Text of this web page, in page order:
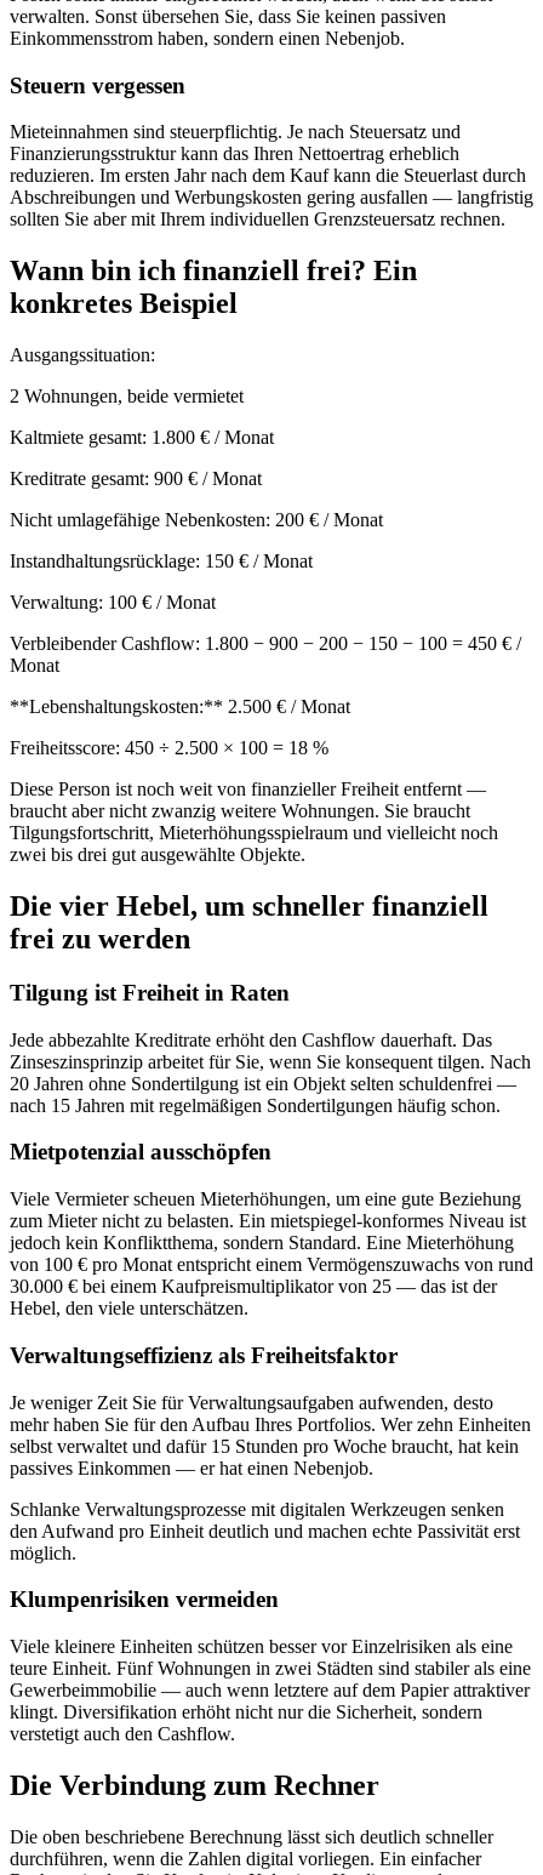
verwalten. Sonst übersehen Sie, dass Sie keinen passiven
Einkommensstrom haben, sondern einen Nebenjob.
Steuern vergessen
Mieteinnahmen sind steuerpflichtig. Je nach Steuersatz und
Finanzierungsstruktur kann das Ihren Nettoertrag erheblich
reduzieren. Im ersten Jahr nach dem Kauf kann die Steuerlast durch
Abschreibungen und Werbungskosten gering ausfallen — langfristig
sollten Sie aber mit Ihrem individuellen Grenzsteuersatz rechnen.
Wann bin ich finanziell frei? Ein
konkretes Beispiel
Ausgangssituation:
2 Wohnungen, beide vermietet
Kaltmiete gesamt: 1.800 € / Monat
Kreditrate gesamt: 900 € / Monat
Nicht umlagefähige Nebenkosten: 200 € / Monat
Instandhaltungsrücklage: 150 € / Monat
Verwaltung: 100 € / Monat
Verbleibender Cashflow: 1.800 − 900 − 200 − 150 − 100 = 450 € /
Monat
**Lebenshaltungskosten:** 2.500 € / Monat
Freiheitsscore: 450 ÷ 2.500 × 100 = 18 %
Diese Person ist noch weit von finanzieller Freiheit entfernt —
braucht aber nicht zwanzig weitere Wohnungen. Sie braucht
Tilgungsfortschritt, Mieterhöhungsspielraum und vielleicht noch
zwei bis drei gut ausgewählte Objekte.
Die vier Hebel, um schneller finanziell
frei zu werden
Tilgung ist Freiheit in Raten
Jede abbezahlte Kreditrate erhöht den Cashflow dauerhaft. Das
Zinseszinsprinzip arbeitet für Sie, wenn Sie konsequent tilgen. Nach
20 Jahren ohne Sondertilgung ist ein Objekt selten schuldenfrei —
nach 15 Jahren mit regelmäßigen Sondertilgungen häufig schon.
Mietpotenzial ausschöpfen
Viele Vermieter scheuen Mieterhöhungen, um eine gute Beziehung
zum Mieter nicht zu belasten. Ein mietspiegel-konformes Niveau ist
jedoch kein Konfliktthema, sondern Standard. Eine Mieterhöhung
von 100 € pro Monat entspricht einem Vermögenszuwachs von rund
30.000 € bei einem Kaufpreismultiplikator von 25 — das ist der
Hebel, den viele unterschätzen.
Verwaltungseffizienz als Freiheitsfaktor
Je weniger Zeit Sie für Verwaltungsaufgaben aufwenden, desto
mehr haben Sie für den Aufbau Ihres Portfolios. Wer zehn Einheiten
selbst verwaltet und dafür 15 Stunden pro Woche braucht, hat kein
passives Einkommen — er hat einen Nebenjob.
Schlanke Verwaltungsprozesse mit digitalen Werkzeugen senken
den Aufwand pro Einheit deutlich und machen echte Passivität erst
möglich.
Klumpenrisiken vermeiden
Viele kleinere Einheiten schützen besser vor Einzelrisiken als eine
teure Einheit. Fünf Wohnungen in zwei Städten sind stabiler als eine
Gewerbeimmobilie — auch wenn letztere auf dem Papier attraktiver
klingt. Diversifikation erhöht nicht nur die Sicherheit, sondern
verstetigt auch den Cashflow.
Die Verbindung zum Rechner
Die oben beschriebene Berechnung lässt sich deutlich schneller
durchführen, wenn die Zahlen digital vorliegen. Ein einfacher